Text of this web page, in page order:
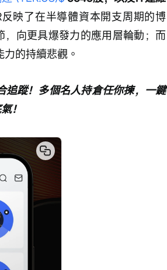
反映了在半導體資本開支周期的博
向更具爆發力的應用層輪動；而
的持續悲觀。
追蹤！多個名人持倉任你揀，一鍵
！